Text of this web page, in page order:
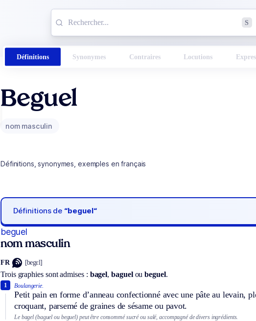
S
Définitions Synonymes Contraires Locutions
Beguel
nom masculin
Définitions, synonymes, exemples en français
Définitions de “beguel“
beguel
nom masculin
FR [begɛl]
Trois graphies sont admises : bagel,bagueloubeguel.
Boulangerie.
Petit pain en forme d’anneau confectionné avec une pâte au levain,
croquant, parsemé de graines de sésame ou pavot.
1
Le bagel (baguel ou beguel) peut être consommé sucré ou salé, accompagné de divers ingrédients.